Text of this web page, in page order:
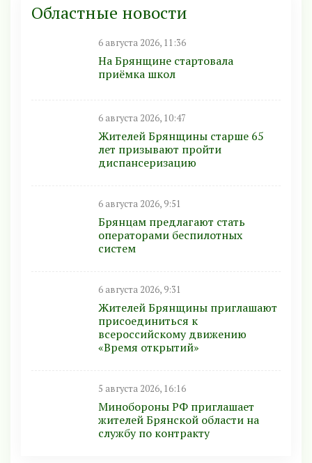
Областные новости
6 августа 2026, 11:36
На Брянщине стартовала
приёмка школ
6 августа 2026, 10:47
Жителей Брянщины старше 65
лет призывают пройти
диспансеризацию
6 августа 2026, 9:51
Брянцам предлагают стать
оперaторами бeспилотных
систeм
6 августа 2026, 9:31
Жителей Брянщины приглашают
присоединиться к
всероссийскому движению
«Время открытий»
5 августа 2026, 16:16
Минобoроны РФ приглaшaет
житeлeй Брянской области на
службу по контракту